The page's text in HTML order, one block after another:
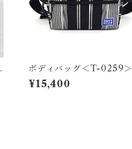
ボディバッグ＜T-0259＞
¥15,400